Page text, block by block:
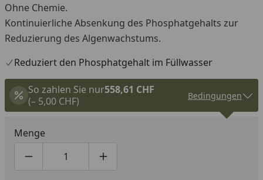
Ohne Chemie.
Kontinuierliche Absenkung des Phosphatgehalts zur
Reduzierung des Algenwachstums.
Reduziert den Phosphatgehalt im Füllwasser
So zahlen Sie nur558,61 CHF
(– 5,00 CHF)
Bedingungen
Menge
Produktmenge um eins verringern
Produktmenge manuell eingeben
Produktmenge um eins erhöhen